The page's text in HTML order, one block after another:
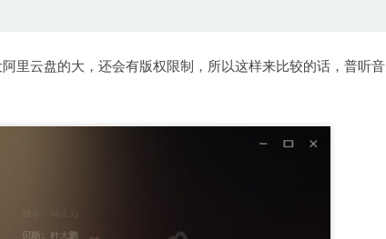
里云盘的大，还会有版权限制，所以这样来比较的话，普听音